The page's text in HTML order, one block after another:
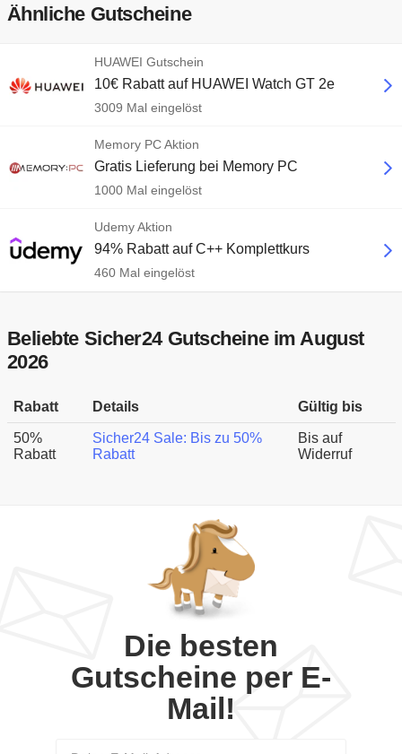
Ähnliche Gutscheine
HUAWEI Gutschein
10€ Rabatt auf HUAWEI Watch GT 2e
3009 Mal eingelöst
Memory PC Aktion
Gratis Lieferung bei Memory PC
1000 Mal eingelöst
Udemy Aktion
94% Rabatt auf C++ Komplettkurs
460 Mal eingelöst
Beliebte Sicher24 Gutscheine im August
2026
Rabatt Details Gültig bis
50%
Rabatt
Sicher24 Sale: Bis zu 50%
Rabatt
Bis auf
Widerruf
Die besten
Gutscheine per E-
Mail!